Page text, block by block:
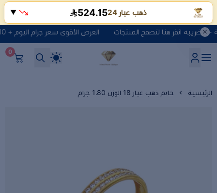
العرض الأقوى سعر جرام اليوم + 10 ريال مصنعية + الضريبه انقر هنا لتصفح المنتجات
شركة ماسة السعادة للذهب
0
الرئيسية خاتم ذهب عيار 18 الوزن 1.80 جرام
ذهب عيار 24 524.15
▼